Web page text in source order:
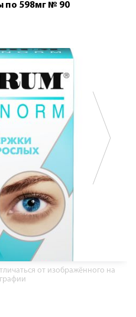
по 598мг № 90
от изображённого на